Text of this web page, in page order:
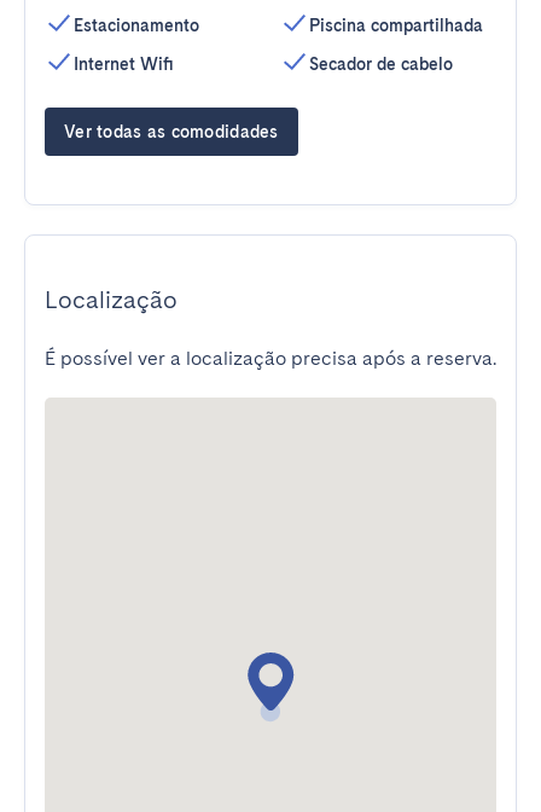
Estacionamento
Internet Wifi
Piscina compartilhada
Secador de cabelo
Ver todas as comodidades
Localização
É possível ver a localização precisa após a reserva.